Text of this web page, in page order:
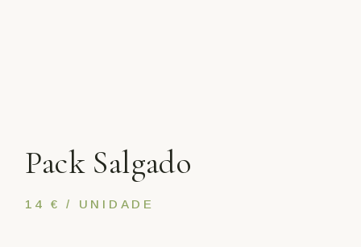
Pack Salgado
14 € / UNIDADE